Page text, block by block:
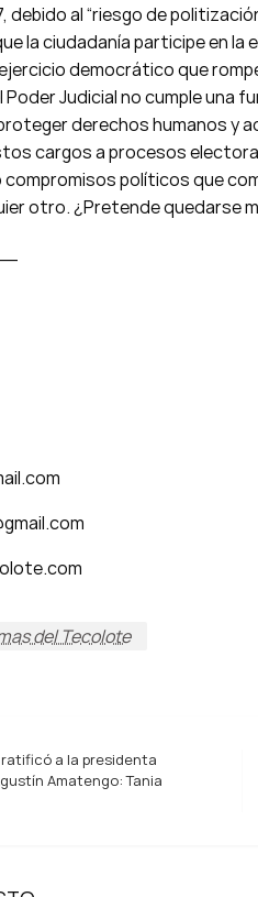
debido al “riesgo de
la ciudadanía participe en
democrático que
Poder Judicial no cumple
derechos humanos
cargos a procesos
políticos que
otro. ¿Pretende quedarse
del Tecolote
a la presidenta
Amatengo: Tania